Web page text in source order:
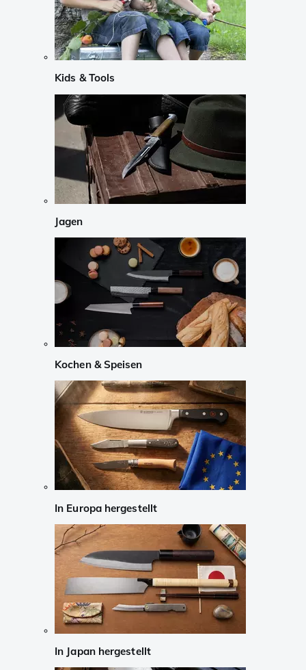
Kids & Tools
Jagen
Kochen & Speisen
In Europa hergestellt
In Japan hergestellt